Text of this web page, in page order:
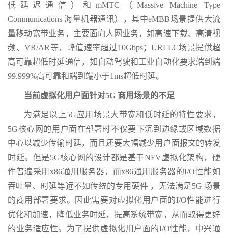
低延迟通信）和mMTC（Massive Machine Type
Communications 海量机器通讯），其中eMBB场景提供大流
量移动宽带业务，主要面向人网业务，如高速下载、高清视
频、VR/AR等，峰值速率超过10Gbps；URLLC场景提供超
高可靠超低时延通信，如自动驾驶和工业自动化要求端到端
99.999%高可靠和端到端小于1ms超低时延。
当前虚拟化用户面针对5G 商用场景的不足
为满足以上5G应用场景大带宽和低时延的特性要求，
5G核心网的用户面在部署时不仅要下沉到边缘或区域数据
中心以减少传输时延，而且还要大幅减少用户面报文的转发
时延。但是5G核心网的设计都是基于NFV虚拟化架构，硬
件普遍采用x86通用服务器，而x86通用服务器的I/O性能如
吞吐量、时延等远不如传统的专用硬件 ，无法满足5G 场景
的商用部署要求。因此需要对虚拟化用户面的I/O性能进行
优化和加速，降低业务时延，提高系统带宽，从而取得更好
的业务适应性。为了提供虚拟化用户面的I/O性能，中兴通